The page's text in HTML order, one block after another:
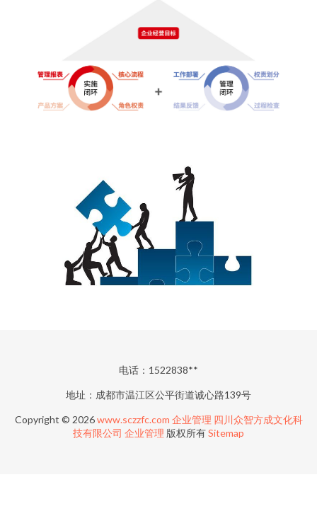
电话：1522838**
地址：成都市温江区公平街道诚心路139号
Copyright © 2026www.sczzfc.com 企业管理 四川众智方成文化科
技有限公司 企业管理 版权所有Sitemap